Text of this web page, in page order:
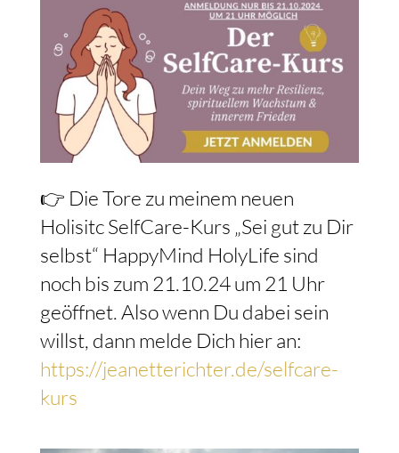
👉 Die Tore zu meinem neuen
Holisitc SelfCare-Kurs „Sei gut zu Dir
selbst“ HappyMind HolyLife sind
noch bis zum 21.10.24 um 21 Uhr
geöffnet. Also wenn Du dabei sein
willst, dann melde Dich hier an:
https://jeanetterichter.de/selfcare-
kurs